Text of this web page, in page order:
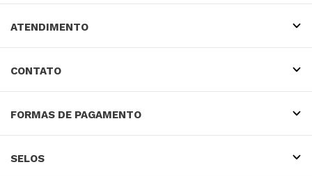
ATENDIMENTO
CONTATO
FORMAS DE PAGAMENTO
SELOS